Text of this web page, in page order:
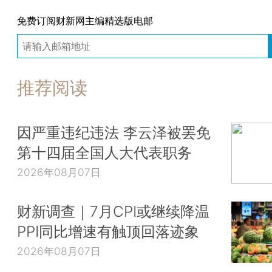
免费订阅财新网主编精选版电邮
推荐阅读
因严重违纪违法 李云泽被罢免
第十四届全国人大代表职务
2026年08月07日
财新调查｜7月CPI或继续降温
PPI同比增速有触顶回落迹象
2026年08月07日